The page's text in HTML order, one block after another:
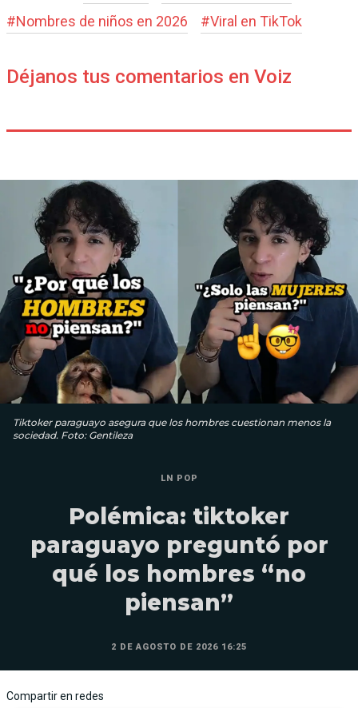
#Nombres de niños en 2026 #Viral en TikTok
Déjanos tus comentarios en Voiz
Tiktoker paraguayo asegura que los hombres cuestionan menos la
sociedad. Foto: Gentileza
LN POP
Polémica: tiktoker
paraguayo preguntó por
qué los hombres “no
piensan”
2 DE AGOSTO DE 2026 16:25
Compartir en redes